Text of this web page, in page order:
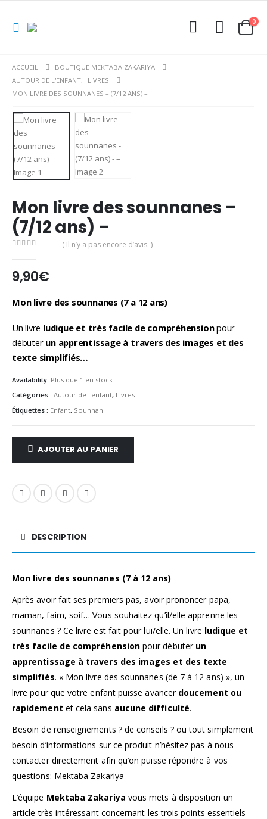
0
ACCUEIL
BOUTIQUE MEKTABA ZAKARIYA
AUTOUR DE L'ENFANT,
LIVRES
MON LIVRE DES SOUNNANES – (7/12 ANS) –
Mon livre des sounnanes –
(7/12 ans) –
( Il n’y a pas encore d’avis. )
9,90€
Mon livre des sounnanes (7 a 12 ans)
Un livre ludique et très facile de compréhensionpour
débuter un apprentissage à travers des images et des
texte simplifiés…
Availability: Plus que 1 en stock
Catégories : Autour de l'enfant, Livres
Étiquettes : Enfant, Sounnah
AJOUTER AU PANIER
DESCRIPTION
Mon livre des sounnanes (7 à 12 ans)
Après avoir fait ses premiers pas, avoir prononcer papa,
maman, faim, soif… Vous souhaitez qu’il/elle apprenne les
sounnanes ? Ce livre est fait pour lui/elle. Un livre ludique et
très facile de compréhensionpour débuter un
apprentissage à travers des images et des texte
simplifiés. « Mon livre des sounnanes (de 7 à 12 ans) », un
livre pour que votre enfant puisse avancer doucement ou
rapidement et cela sans aucune difficulté.
Besoin de renseignements ? de conseils ? ou tout simplement
besoin d’informations sur ce produit n’hésitez pas à nous
contacter directement afin qu’on puisse répondre à vos
questions: Mektaba Zakariya
L’équipe Mektaba Zakariya vous mets à disposition un
article très intéressant concernant les trois points essentiels